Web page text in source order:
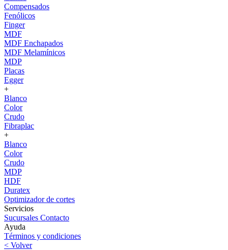
Compensados
Fenólicos
Finger
MDF
MDF Enchapados
MDF Melamínicos
MDP
Placas
Egger
+
Blanco
Color
Crudo
Fibraplac
+
Blanco
Color
Crudo
MDP
HDF
Duratex
Optimizador de cortes
Servicios
Sucursales Contacto
Ayuda
Términos y condiciones
< Volver